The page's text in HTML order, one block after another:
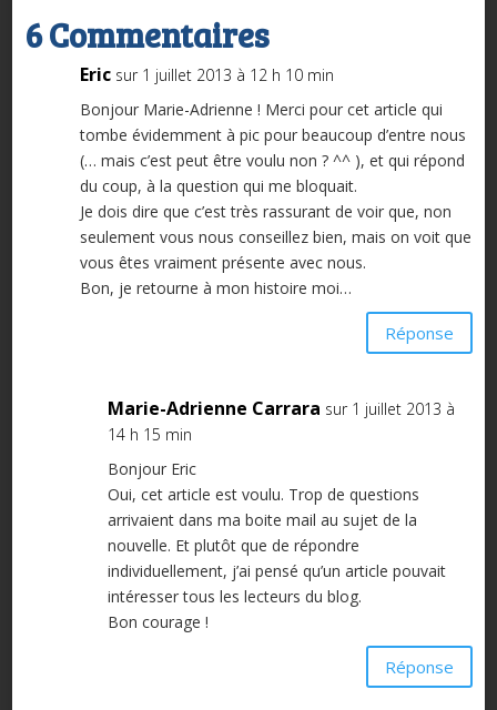
6 Commentaires
Eric sur 1 juillet 2013 à 12 h 10 min
Bonjour Marie-Adrienne ! Merci pour cet article qui
tombe évidemment à pic pour beaucoup d’entre nous
(… mais c’est peut être voulu non ? ^^ ), et qui répond
du coup, à la question qui me bloquait.
Je dois dire que c’est très rassurant de voir que, non
seulement vous nous conseillez bien, mais on voit que
vous êtes vraiment présente avec nous.
Bon, je retourne à mon histoire moi…
Réponse
Marie-Adrienne Carrara sur 1 juillet 2013 à
14 h 15 min
Bonjour Eric
Oui, cet article est voulu. Trop de questions
arrivaient dans ma boite mail au sujet de la
nouvelle. Et plutôt que de répondre
individuellement, j’ai pensé qu’un article pouvait
intéresser tous les lecteurs du blog.
Bon courage !
Réponse